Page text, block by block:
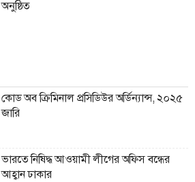
অনুষ্ঠিত
কোড অব ক্রিমিনাল প্রসিডিউর অর্ডিন্যান্স, ২০২৫
জারি
ভারতে নিষিদ্ধ আওয়ামী লীগের অফিস বন্ধের
আহ্বান ঢাকার